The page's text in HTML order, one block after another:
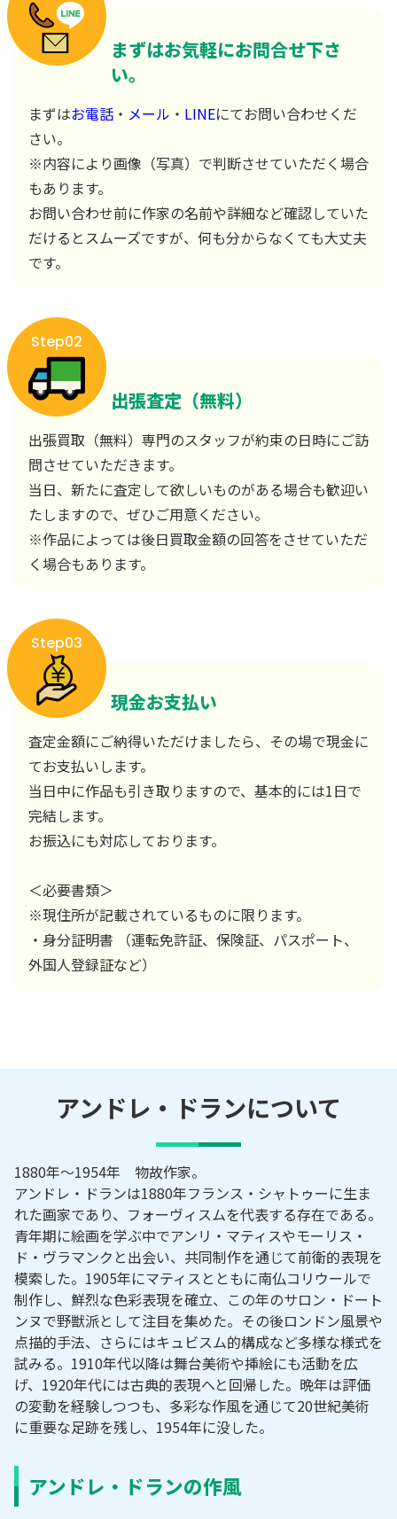
まずはお気軽にお問合せ下さ
い。
まずはお電話 ・ メール ・ LINEにてお問い合わせくだ
さい。
※内容により画像（写真）で判断させていただく場合
もあります。
お問い合わせ前に作家の名前や詳細など確認していた
だけるとスムーズですが、何も分からなくても大丈夫
です。
Step02
出張査定（無料）
出張買取（無料）専門のスタッフが約束の日時にご訪
問させていただきます。
当日、新たに査定して欲しいものがある場合も歓迎い
たしますので、ぜひご用意ください。
※作品によっては後日買取金額の回答をさせていただ
く場合もあります。
Step03
現金お支払い
査定金額にご納得いただけましたら、その場で現金に
てお支払いします。
当日中に作品も引き取りますので、基本的には1日で
完結します。
お振込にも対応しております。
＜必要書類＞
※現住所が記載されているものに限ります。
・身分証明書 （運転免許証、保険証、パスポート、
外国人登録証など）
アンドレ・ドランについて
1880年～1954年 物故作家。
アンドレ・ドランは1880年フランス・シャトゥーに生ま
れた画家であり、フォーヴィスムを代表する存在である。
青年期に絵画を学ぶ中でアンリ・マティスやモーリス・
ド・ヴラマンクと出会い、共同制作を通じて前衛的表現を
模索した。1905年にマティスとともに南仏コリウールで
制作し、鮮烈な色彩表現を確立、この年のサロン・ドート
ンヌで野獣派として注目を集めた。その後ロンドン風景や
点描的手法、さらにはキュビスム的構成など多様な様式を
試みる。1910年代以降は舞台美術や挿絵にも活動を広
げ、1920年代には古典的表現へと回帰した。晩年は評価
の変動を経験しつつも、多彩な作風を通じて20世紀美術
に重要な足跡を残し、1954年に没した。
アンドレ・ドランの作風